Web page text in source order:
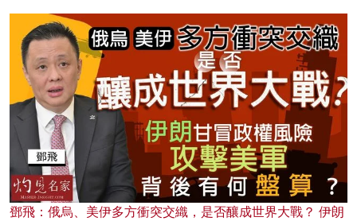
鄧飛：俄烏、美伊多方衝突交織，是否釀成世界大戰？ 伊朗